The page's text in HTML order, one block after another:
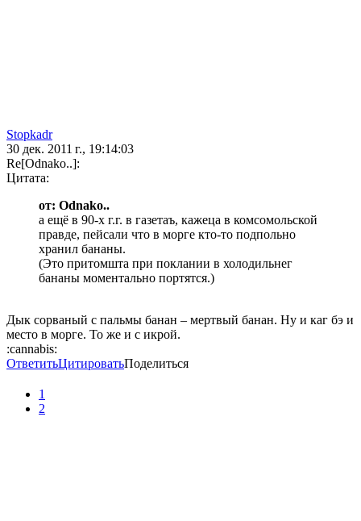
Stopkadr
30 дек. 2011 г., 19:14:03
Re[Odnako..]:
Цитата:
от: Odnako..
а ещё в 90-х г.г. в газетаъ, кажеца в комсомольской
правде, пейсали что в морге кто-то подпольно
хранил бананы.
(Это притомшта при поклании в холодильнег
бананы моментально портятся.)
Дык сорваный с пальмы банан – мертвый банан. Ну и каг бэ и
место в морге. То же и с икрой.
:cannabis:
ОтветитьЦитироватьПоделиться
1
2